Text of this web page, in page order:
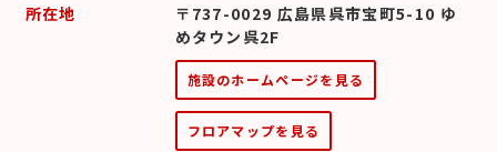
所在地
〒737-0029 広島県呉市宝町5-10 ゆ
めタウン呉2F
施設のホームページを見る
フロアマップを見る